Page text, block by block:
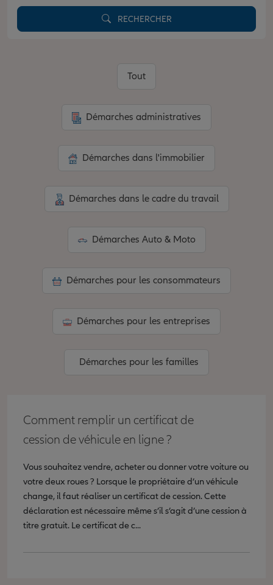
RECHERCHER
Tout
Démarches administratives
Démarches dans l'immobilier
Démarches dans le cadre du travail
Démarches Auto & Moto
Démarches pour les consommateurs
Démarches pour les entreprises
Démarches pour les familles
Comment remplir un certificat de
cession de véhicule en ligne ?
Vous souhaitez vendre, acheter ou donner votre voiture ou
votre deux roues ? Lorsque le propriétaire d’un véhicule
change, il faut réaliser un certificat de cession. Cette
déclaration est nécessaire même s’il s’agit d’une cession à
titre gratuit. Le certificat de c...